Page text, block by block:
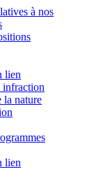
à nos
lien
infraction
la nature
lien